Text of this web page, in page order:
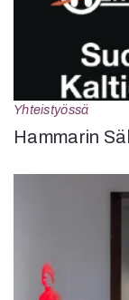
Yhteistyössä
Hammarin